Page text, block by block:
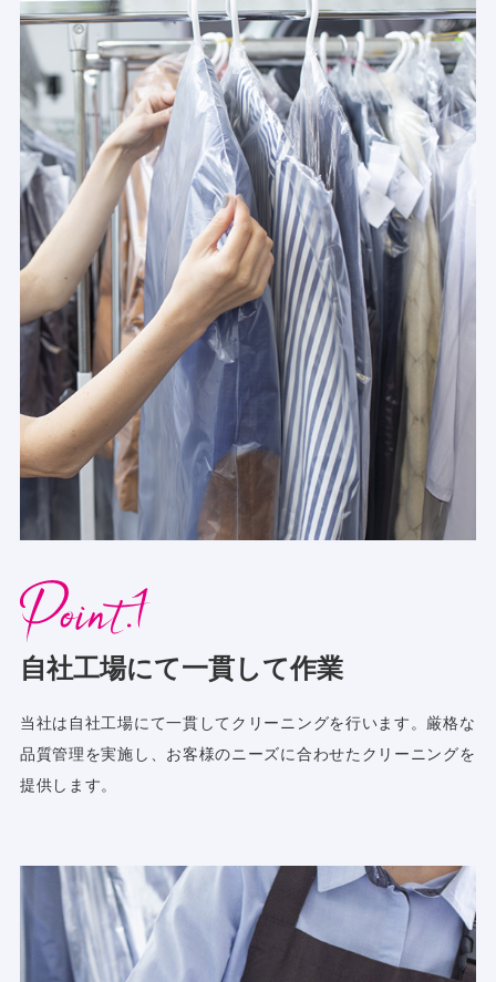
自社工場にて一貫して作業
当社は自社工場にて一貫してクリーニングを行います。厳格な
品質管理を実施し、お客様のニーズに合わせたクリーニングを
提供します。